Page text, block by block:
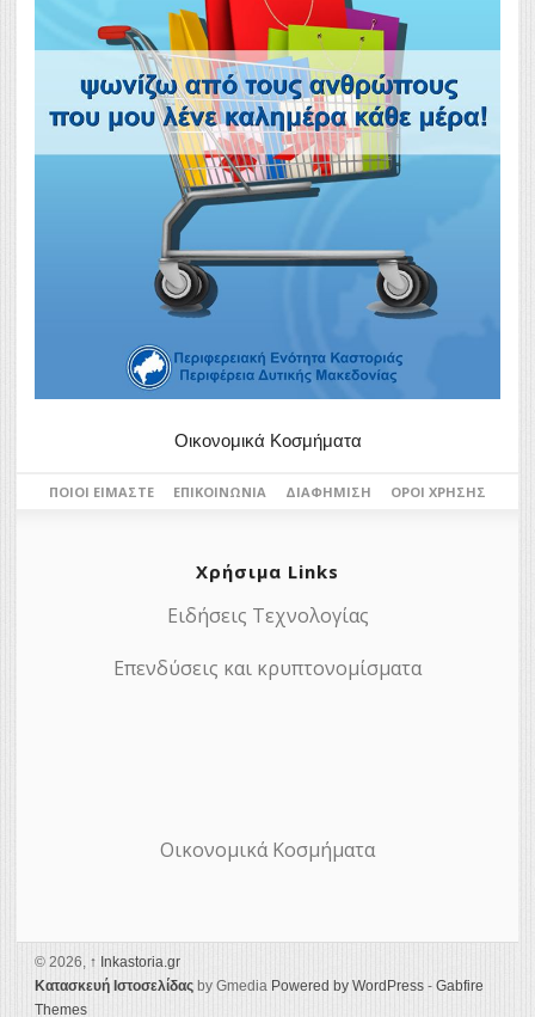
Οικονομικά Κοσμήματα
ΠΟΙΟΙ ΕΊΜΑΣΤΕ ΕΠΙΚΟΙΝΩΝΊΑ ΔΙΑΦΉΜΙΣΗ ΌΡΟΙ ΧΡΉΣΗΣ
Χρήσιμα Links
Ειδήσεις Τεχνολογίας
Επενδύσεις και κρυπτονομίσματα
Οικονομικά Κοσμήματα
© 2026, ↑ Ιnkastoria.gr
Κατασκευή Ιστοσελίδας by Gmedia Powered by WordPress - Gabfire
Themes